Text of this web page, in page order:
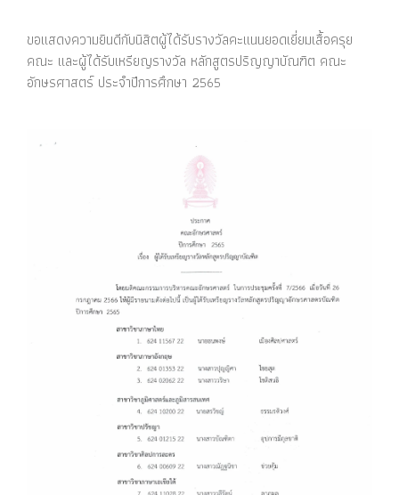
ขอแสดงความยินดีกับนิสิตผู้ได้รับรางวัลคะแนนยอดเยี่ยมเสื้อครุย
คณะ และผู้ได้รับเหรียญรางวัล หลักสูตรปริญญาบัณฑิต คณะ
อักษรศาสตร์ ประจำปีการศึกษา 2565